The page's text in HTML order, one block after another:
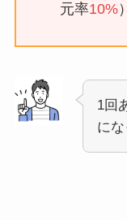
元率10%）
1回
に